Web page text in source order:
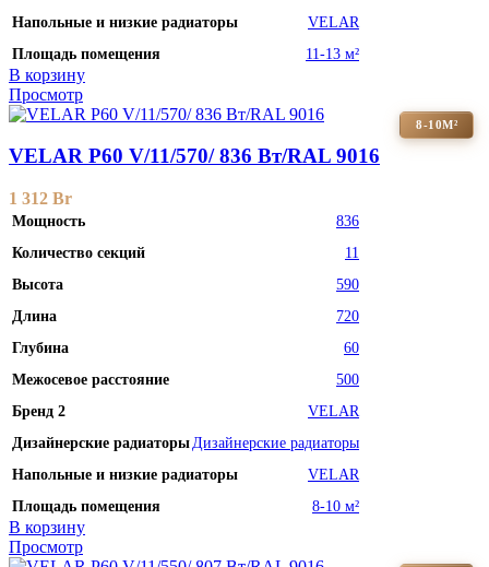
Напольные и низкие радиаторы
VELAR
Площадь помещения
11-13 м²
В корзину
Просмотр
8-10М²
VELAR P60 V/11/570/ 836 Bт/RAL 9016
1 312 Br
Мощность
836
Количество секций
11
Высота
590
Длина
720
Глубина
60
Межосевое расстояние
500
Бренд 2
VELAR
Дизайнерские радиаторыДизайнерские радиаторы
Напольные и низкие радиаторы
VELAR
Площадь помещения
8-10 м²
В корзину
Просмотр